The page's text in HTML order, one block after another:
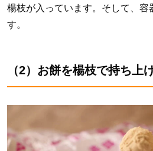
楊枝が入っています。そして、容
す。
（2）お餅を楊枝で持ち上